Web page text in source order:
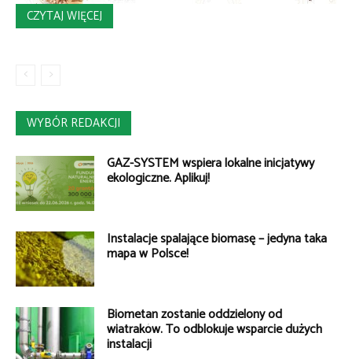
CZYTAJ WIĘCEJ
WYBÓR REDAKCJI
GAZ-SYSTEM wspiera lokalne inicjatywy
ekologiczne. Aplikuj!
Instalacje spalające biomasę – jedyna taka
mapa w Polsce!
Biometan zostanie oddzielony od
wiatraków. To odblokuje wsparcie dużych
instalacji